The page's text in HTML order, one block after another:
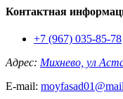
Контактная
+7 (967) 035-85-78
Адрес: Михнево, ул
E-mail: